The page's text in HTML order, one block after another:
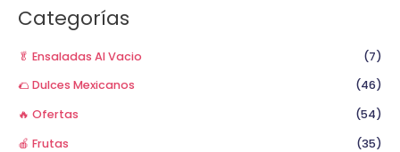
a
p
Categorías
🥬 Ensaladas Al Vacio
(7)
🌮 Dulces Mexicanos
(46)
🔥 Ofertas
(54)
🍎 Frutas
(35)